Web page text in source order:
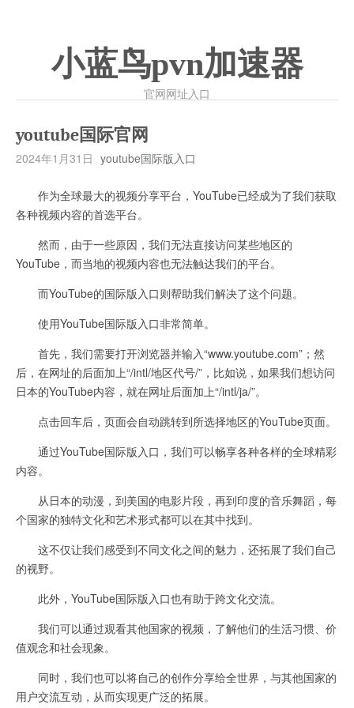
小蓝鸟pvn加速器
官网网址入口
youtube国际官网
2024年1月31日 youtube国际版入口
作为全球最大的视频分享平台，YouTube已经成为了我们获取
各种视频内容的首选平台。
然而，由于一些原因，我们无法直接访问某些地区的
YouTube，而当地的视频内容也无法触达我们的平台。
而YouTube的国际版入口则帮助我们解决了这个问题。
使用YouTube国际版入口非常简单。
首先，我们需要打开浏览器并输入“www.youtube.com”；然
后，在网址的后面加上“/intl/地区代号/”，比如说，如果我们想访问
日本的YouTube内容，就在网址后面加上“/intl/ja/”。
点击回车后，页面会自动跳转到所选择地区的YouTube页面。
通过YouTube国际版入口，我们可以畅享各种各样的全球精彩
内容。
从日本的动漫，到美国的电影片段，再到印度的音乐舞蹈，每
个国家的独特文化和艺术形式都可以在其中找到。
这不仅让我们感受到不同文化之间的魅力，还拓展了我们自己
的视野。
此外，YouTube国际版入口也有助于跨文化交流。
我们可以通过观看其他国家的视频，了解他们的生活习惯、价
值观念和社会现象。
同时，我们也可以将自己的创作分享给全世界，与其他国家的
用户交流互动，从而实现更广泛的拓展。